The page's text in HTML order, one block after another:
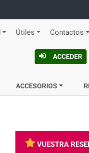
Útiles Contactos
ACCEDER
ACCESORIOS
VUESTRA